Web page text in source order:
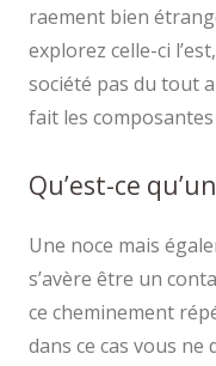
raement bien
explorez celle-ci
société pas du tout
fait les
Qu’est-ce
Une noce mais
s’avère être un
ce cheminement
dans ce cas vous ne